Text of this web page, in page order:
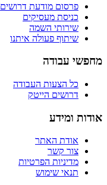
פרסום מודעת דרושים
כניסת מעסיקים
שירותי השמה
שיתוף פעולה איתנו
מחפשי עבודה
כל הצעות העבודה
דרושים הייטק
אודות ומידע
אודת האתר
צור קשר
מדיניות הפרטיות
תנאי שימוש